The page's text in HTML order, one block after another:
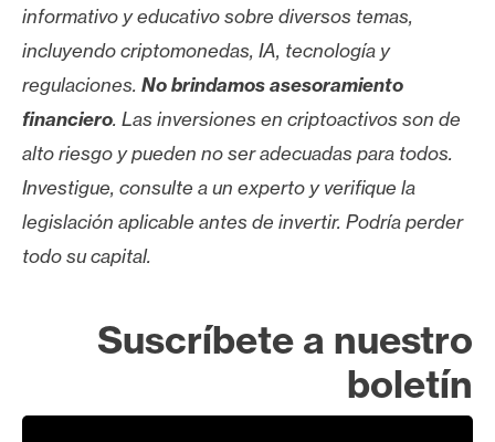
informativo y educativo sobre diversos temas,
incluyendo criptomonedas, IA, tecnología y
regulaciones. No brindamos asesoramiento
financiero. Las inversiones en criptoactivos son de
alto riesgo y pueden no ser adecuadas para todos.
Investigue, consulte a un experto y verifique la
legislación aplicable antes de invertir. Podría perder
todo su capital.
Suscríbete a nuestro
boletín